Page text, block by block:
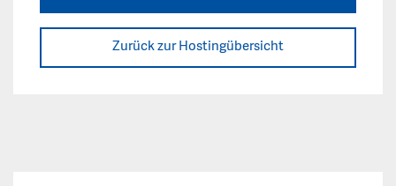
Zurück zur Hostingübersicht